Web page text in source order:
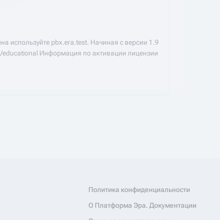
используйте pbx.era.test. Начиная с версии 1.9
Информация по активации лицензии
Политика конфиденциальности
О Платформа Эра. Документации